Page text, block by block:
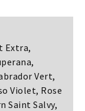
Extra,
Vert,
Violet, Rose
Saint Salvy,